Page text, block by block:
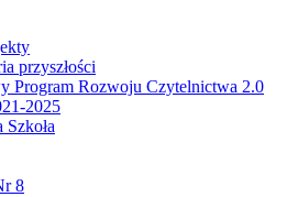
przyszłości
Program Rozwoju Czytelnictwa 2.0
2025
Szkoła
8